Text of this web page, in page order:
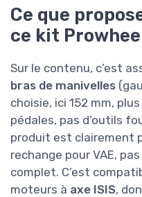
Ce que
ce kit
Sur le contenu, c’est
bras de manivelles
choisie, ici 152 mm,
pédales, pas d’outils
produit est clairement
rechange pour VAE,
complet. C’est
moteurs à axe ISIS,